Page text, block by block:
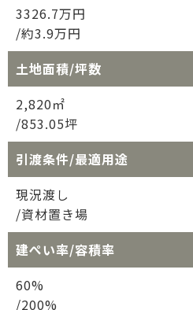
3326.7万円
/約3.9万円
土地面積/坪数
2,820㎡
/853.05坪
引渡条件/最適用途
現況渡し
/資材置き場
建ぺい率/容積率
60%
/200%